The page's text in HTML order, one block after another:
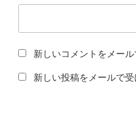
新しいコメントをメール
新しい投稿をメールで受